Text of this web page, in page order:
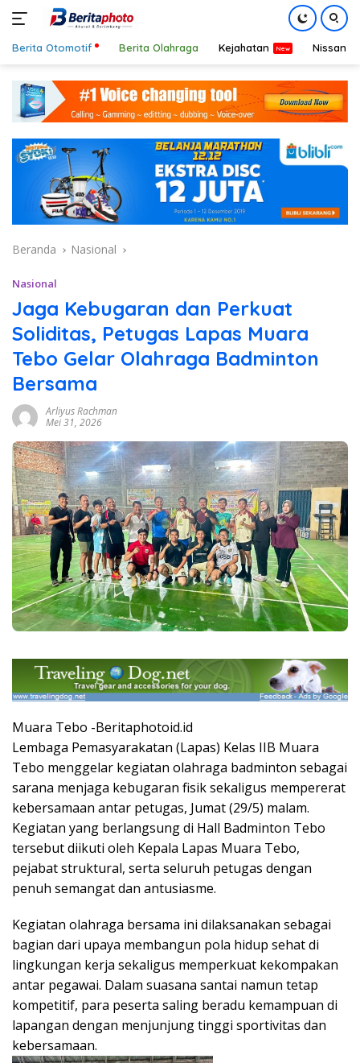
konten
Berita Otomotif Berita Olahraga Kejahatan Nissan
Beranda Nasional
Nasional
Jaga Kebugaran dan Perkuat
Soliditas, Petugas Lapas Muara
Tebo Gelar Olahraga Badminton
Bersama
Arliyus Rachman
Mei 31, 2026
Muara Tebo -Beritaphotoid.id
Lembaga Pemasyarakatan (Lapas) Kelas IIB Muara
Tebo menggelar kegiatan olahraga badminton sebagai
sarana menjaga kebugaran fisik sekaligus mempererat
kebersamaan antar petugas, Jumat (29/5) malam.
Kegiatan yang berlangsung di Hall Badminton Tebo
tersebut diikuti oleh Kepala Lapas Muara Tebo,
pejabat struktural, serta seluruh petugas dengan
penuh semangat dan antusiasme.
Kegiatan olahraga bersama ini dilaksanakan sebagai
bagian dari upaya membangun pola hidup sehat di
lingkungan kerja sekaligus memperkuat kekompakan
antar pegawai. Dalam suasana santai namun tetap
kompetitif, para peserta saling beradu kemampuan di
lapangan dengan menjunjung tinggi sportivitas dan
kebersamaan.